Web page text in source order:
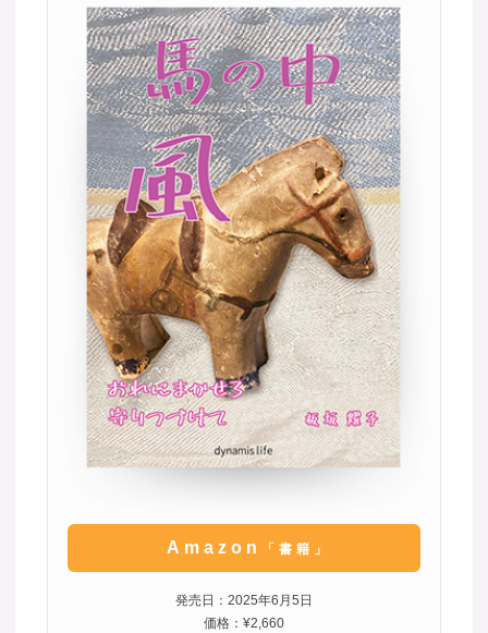
Amazon 「書籍」
発売日：2025年6月5日
価格：¥2,660